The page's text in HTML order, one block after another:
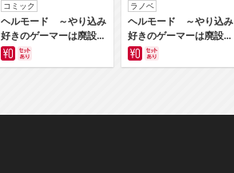
コミック
ヘルモード ～やり込み
好きのゲーマーは廃設定
の異世界で無双する～は
じまりの召喚士
ラノベ
ヘルモード ～やり込み
好きのゲーマーは廃設定
の異世界で無双する～